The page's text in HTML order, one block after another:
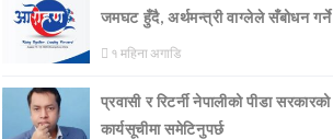
जमघट हुँदै, अर्थमन्त्री वाग्लेले सँबोधन गर्ने
१ महिना अगाडि
प्रवासी र रिटर्नी नेपालीको पीडा सरकारको
कार्यसूचीमा समेटिनुपर्छ